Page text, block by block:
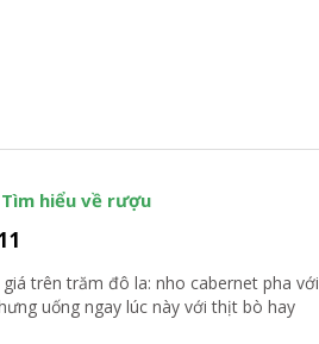
Tìm hiểu về rượu
trên trăm đô la: nho cabernet pha với
uống ngay lúc này với thịt bò hay